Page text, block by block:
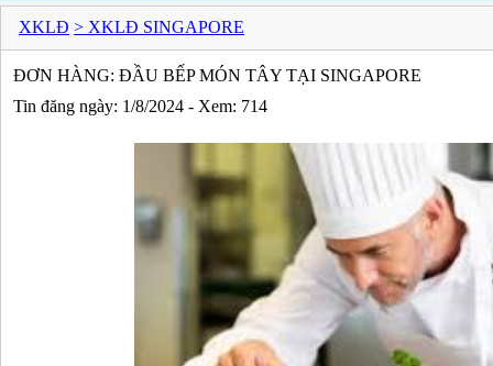
XKLĐ > XKLĐ SINGAPORE
ĐƠN HÀNG: ĐẦU BẾP MÓN TÂY TẠI SINGAPORE
Tin đăng ngày: 1/8/2024 - Xem: 714